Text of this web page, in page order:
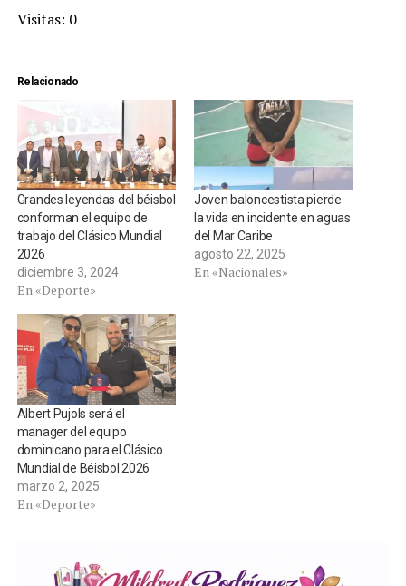
Visitas: 0
Relacionado
Grandes leyendas del béisbol
conforman el equipo de
trabajo del Clásico Mundial
2026
diciembre 3, 2024
En «Deporte»
Joven baloncestista pierde
la vida en incidente en aguas
del Mar Caribe
agosto 22, 2025
En «Nacionales»
Albert Pujols será el
manager del equipo
dominicano para el Clásico
Mundial de Béisbol 2026
marzo 2, 2025
En «Deporte»